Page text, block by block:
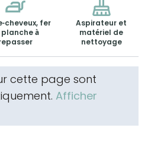
cheveux, fer
à
Aspirateur et
matériel de
nettoyage
cette page sont
Afficher